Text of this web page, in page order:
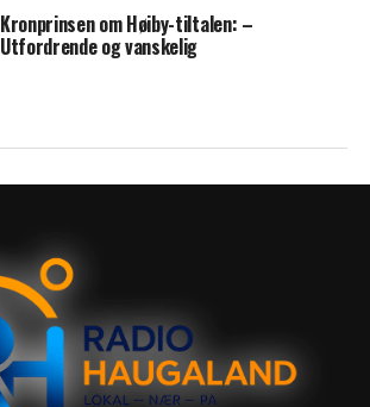
Kronprinsen om Høiby-tiltalen: –
Utfordrende og vanskelig